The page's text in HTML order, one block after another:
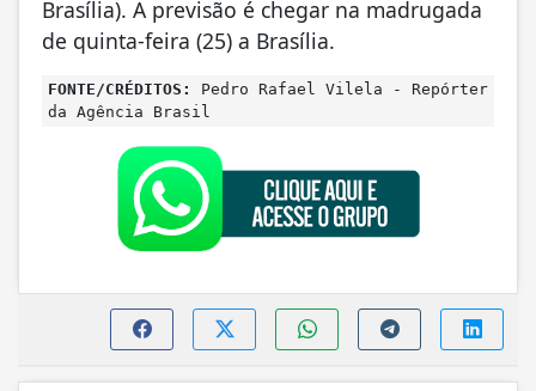
Brasília). A previsão é chegar na madrugada
de quinta-feira (25) a Brasília.
FONTE/CRÉDITOS:
Pedro Rafael Vilela - Repórter
da Agência Brasil